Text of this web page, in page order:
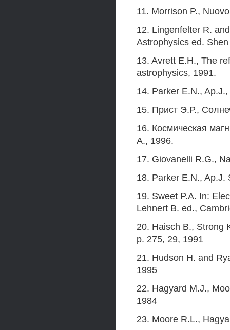
11. Morrison P.,
12. Lingenfelter R.
Astrophysics ed.
13. Avrett E.H., The
astrophysics, 1991.
14. Parker E.N.,
15. Прист Э.Р.,
16. Космическая
А., 1996.
17. Giovanelli R.G.,
18. Parker E.N., Ap.J.
19. Sweet P.A. In:
Lehnert B. ed.,
20. Haisch B., Strong
p. 275, 29, 1991
21. Hudson H. and
1995
22. Hagyard M.J.,
1984
23. Moore R.L.,